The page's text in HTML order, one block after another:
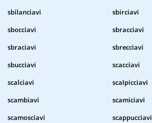
sbilanciavi
sbirciavi
sbocciavi
sbracciavi
sbraciavi
sbrecciavi
sbucciavi
scacciavi
scalciavi
scalpicciavi
scambiavi
scamiciavi
scamosciavi
scappucciavi